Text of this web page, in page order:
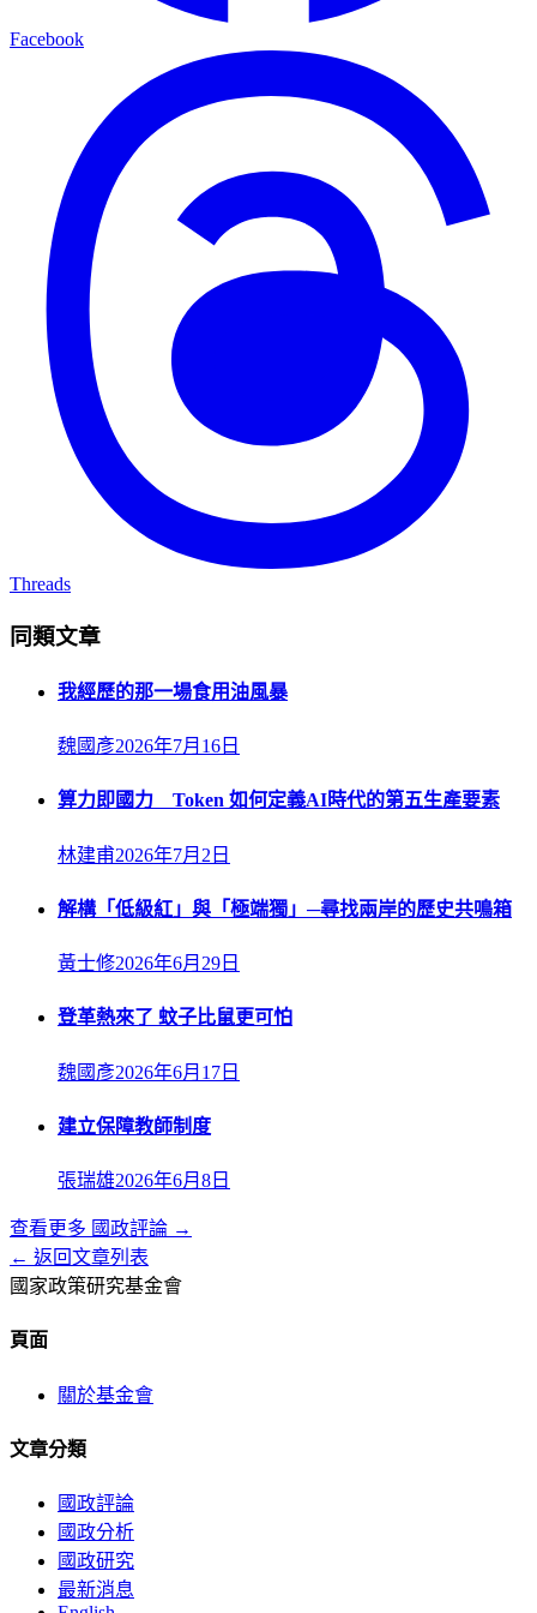
Facebook
Threads
同類文章
我經歷的那一場食用油風暴
魏國彥2026年7月16日
算力即國力 Token 如何定義AI時代的第五生產要素
林建甫2026年7月2日
解構「低級紅」與「極端獨」─尋找兩岸的歷史共鳴箱
黃士修2026年6月29日
登革熱來了 蚊子比鼠更可怕
魏國彥2026年6月17日
建立保障教師制度
張瑞雄2026年6月8日
查看更多 國政評論 →
← 返回文章列表
國家政策研究基金會
頁面
關於基金會
文章分類
國政評論
國政分析
國政研究
最新消息